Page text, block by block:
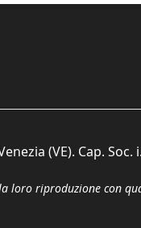
(VE). Cap. Soc.
riproduzione con